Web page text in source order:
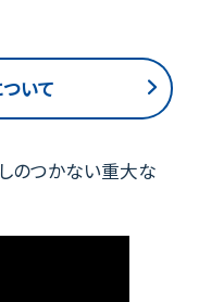
いて
のつかない重大な